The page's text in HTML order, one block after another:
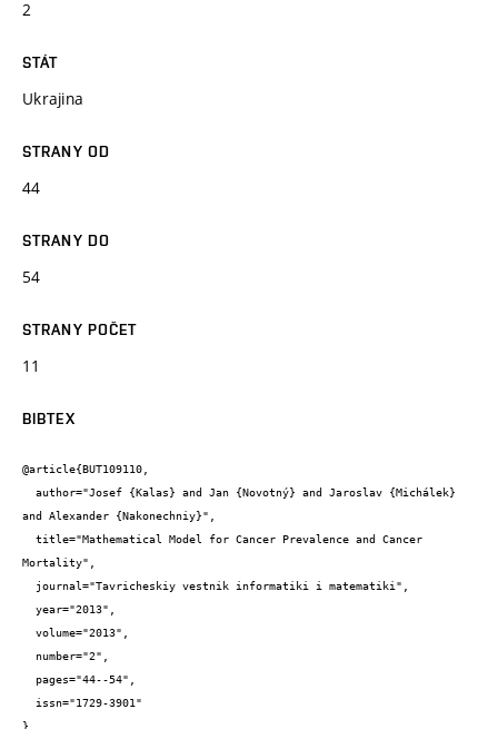
2
STÁT
Ukrajina
STRANY OD
44
STRANY DO
54
STRANY POČET
11
BIBTEX
@article{BUT109110,
and Alexander {Nakonechniy}",
Mortality",
}